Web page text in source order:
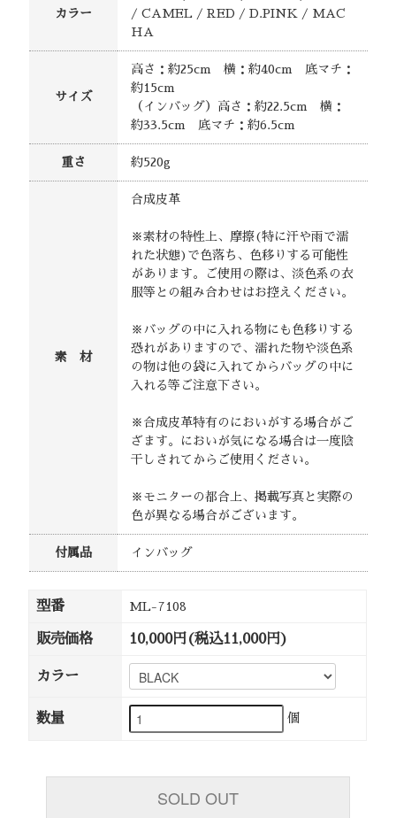
カラー
/ CAMEL / RED / D.PINK / MAC
HA
サイズ
高さ：約25cm 横：約40cm 底マチ：
約15cm
（インバッグ）高さ：約22.5cm 横：
約33.5cm 底マチ：約6.5cm
重さ 約520g
素 材
合成皮革
※素材の特性上、摩擦(特に汗や雨で濡
れた状態)で色落ち、色移りする可能性
があります。ご使用の際は、淡色系の衣
服等との組み合わせはお控えください。
※バッグの中に入れる物にも色移りする
恐れがありますので、濡れた物や淡色系
の物は他の袋に入れてからバッグの中に
入れる等ご注意下さい。
※合成皮革特有のにおいがする場合がご
ざます。においが気になる場合は一度陰
干しされてからご使用ください。
※モニターの都合上、掲載写真と実際の
色が異なる場合がございます。
付属品 インバッグ
型番 ML-7108
販売価格 10,000円(税込11,000円)
カラー
数量 個
SOLD OUT